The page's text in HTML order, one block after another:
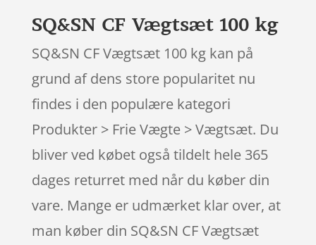
SQ&SN CF Vægtsæt 100 kg
SQ&SN CF Vægtsæt 100 kg kan på
grund af dens store popularitet nu
findes i den populære kategori
Produkter > Frie Vægte > Vægtsæt. Du
bliver ved købet også tildelt hele 365
dages returret med når du køber din
vare. Mange er udmærket klar over, at
man køber din SQ&SN CF Vægtsæt